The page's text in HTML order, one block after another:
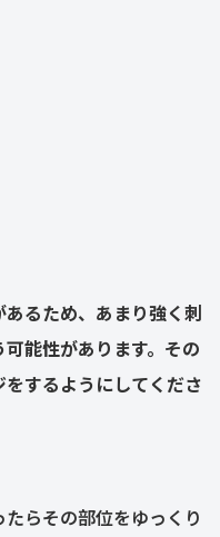
るため、あまり強く刺
能性があります。その
するようにしてくださ
らその部位をゆっくり